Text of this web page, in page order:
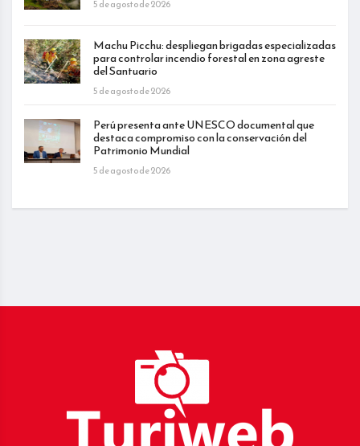
5 de agosto de 2026
Machu Picchu: despliegan brigadas especializadas
para controlar incendio forestal en zona agreste
del Santuario
5 de agosto de 2026
Perú presenta ante UNESCO documental que
destaca compromiso con la conservación del
Patrimonio Mundial
5 de agosto de 2026